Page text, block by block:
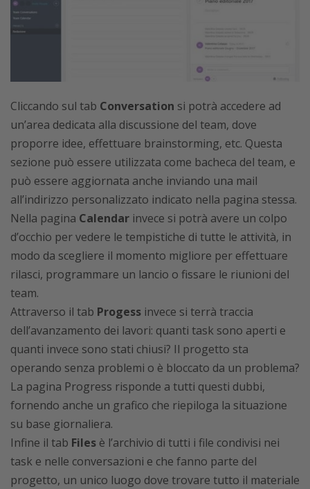
Cliccando sul tab Conversation si potrà accedere ad
un’area dedicata alla discussione del team, dove
proporre idee, effettuare brainstorming, etc. Questa
sezione può essere utilizzata come bacheca del team, e
può essere aggiornata anche inviando una mail
all’indirizzo personalizzato indicato nella pagina stessa.
Nella pagina Calendar invece si potrà avere un colpo
d’occhio per vedere le tempistiche di tutte le attività, in
modo da scegliere il momento migliore per effettuare
rilasci, programmare un lancio o fissare le riunioni del
team.
Attraverso il tab Progess invece si terrà traccia
dell’avanzamento dei lavori: quanti task sono aperti e
quanti invece sono stati chiusi? Il progetto sta
operando senza problemi o è bloccato da un problema?
La pagina Progress risponde a tutti questi dubbi,
fornendo anche un grafico che riepiloga la situazione
su base giornaliera.
Infine il tab Files è l’archivio di tutti i file condivisi nei
task e nelle conversazioni e che fanno parte del
progetto, un unico luogo dove trovare tutto il materiale